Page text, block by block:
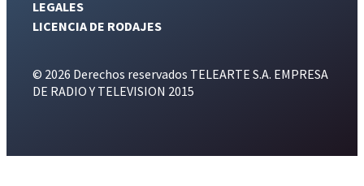
LEGALES
LICENCIA DE RODAJES
© 2026 Derechos reservados TELEARTE S.A. EMPRESA
DE RADIO Y TELEVISION 2015